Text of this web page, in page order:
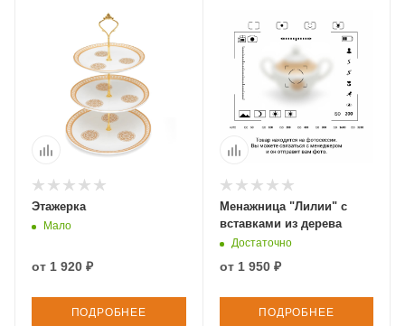
Этажерка
Мало
от 1 920 ₽
ПОДРОБНЕЕ
Менажница "Лилии" с
вставками из дерева
Достаточно
от 1 950 ₽
ПОДРОБНЕЕ